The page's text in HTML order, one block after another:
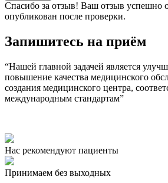
Спасибо за отзыв! Ваш отзыв успешно
опубликован после проверки.
Запишитесь на приём
“Нашей главной задачей является
повышение качества медицинского
создания медицинского центра,
международным стандартам”
Нас рекомендуют пациенты
Принимаем без выходных